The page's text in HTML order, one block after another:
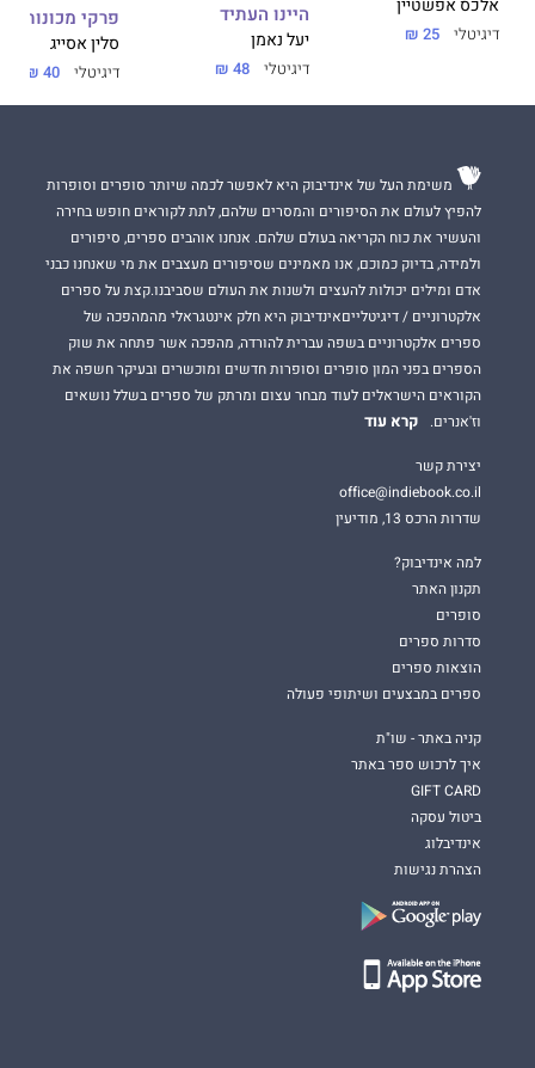
אלכס אפשטיין
דיגיטלי 25 ₪
היינו העתיד
יעל נאמן
דיגיטלי 48 ₪
פרקי מכונות
סלין אסייג
דיגיטלי 40 ₪
משימת העל של אינדיבוק היא לאפשר לכמה שיותר סופרים וסופרות
להפיץ לעולם את הסיפורים והמסרים שלהם, לתת לקוראים חופש בחירה
והעשיר את כוח הקריאה בעולם שלהם. אנחנו אוהבים ספרים, סיפורים
ולמידה, בדיוק כמוכם, אנו מאמינים שסיפורים מעצבים את מי שאנחנו כבני
אדם ומילים יכולות להעצים ולשנות את העולם שסביבנו.קצת על ספרים
אלקטרוניים / דיגיטלייםאינדיבוק היא חלק אינטגראלי מהמהפכה של
ספרים אלקטרוניים בשפה עברית להורדה, מהפכה אשר פתחה את שוק
הספרים בפני המון סופרים וסופרות חדשים ומוכשרים ובעיקר חשפה את
הקוראים הישראלים לעוד מבחר עצום ומרתק של ספרים בשלל נושאים
וז'אנרים.
קרא עוד
יצירת קשר
office@indiebook.co.il
שדרות הרכס 13, מודיעין
למה אינדיבוק?
תקנון האתר
סופרים
סדרות ספרים
הוצאות ספרים
ספרים במבצעים ושיתופי פעולה
קניה באתר - שו"ת
איך לרכוש ספר באתר
GIFT CARD
ביטול עסקה
אינדיבלוג
הצהרת נגישות